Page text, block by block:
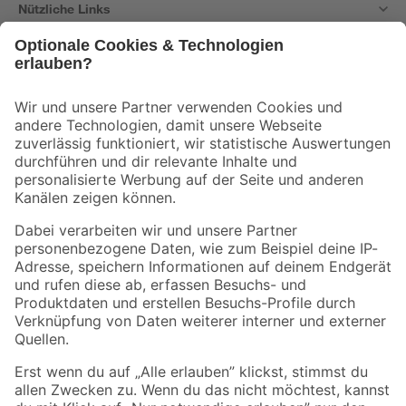
Nützliche Links
Der toom Newsletter: Keine Angebote und Aktionen mehr verpassen!
Zur Newsletter Anmeldung
Folge uns
Zahlungsarten Versandarten
Sicher einkaufen